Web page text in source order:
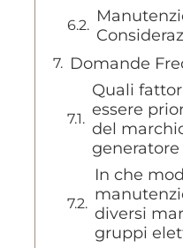
Domande
Quali
essere
del
generatore
In che
diversi
gruppi